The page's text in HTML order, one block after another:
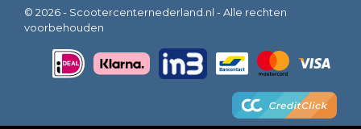
© 2026 - Scootercenternederland.nl - Alle rechten
voorbehouden